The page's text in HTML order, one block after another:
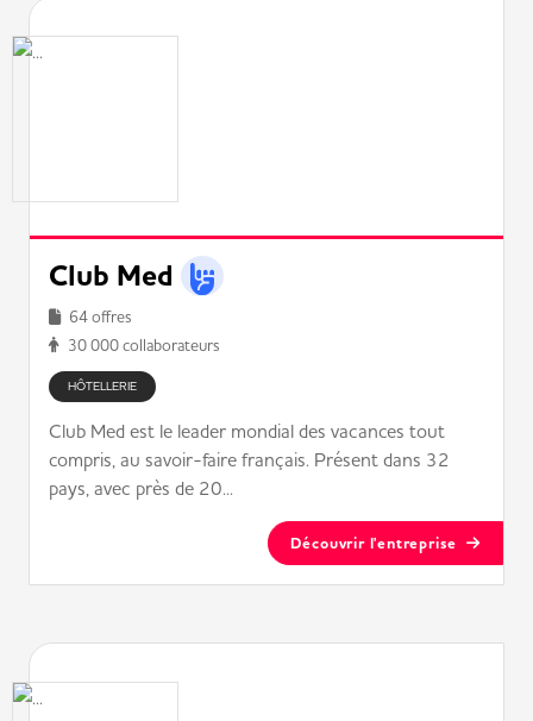
Club Med
64 offres
30 000 collaborateurs
HÔTELLERIE
Club Med est le leader mondial des vacances tout
compris, au savoir-faire français. Présent dans 32
pays, avec près de 20...
Découvrir l'entreprise